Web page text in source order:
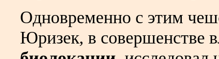
Одновременно с этим
Юризек, в совершенстве